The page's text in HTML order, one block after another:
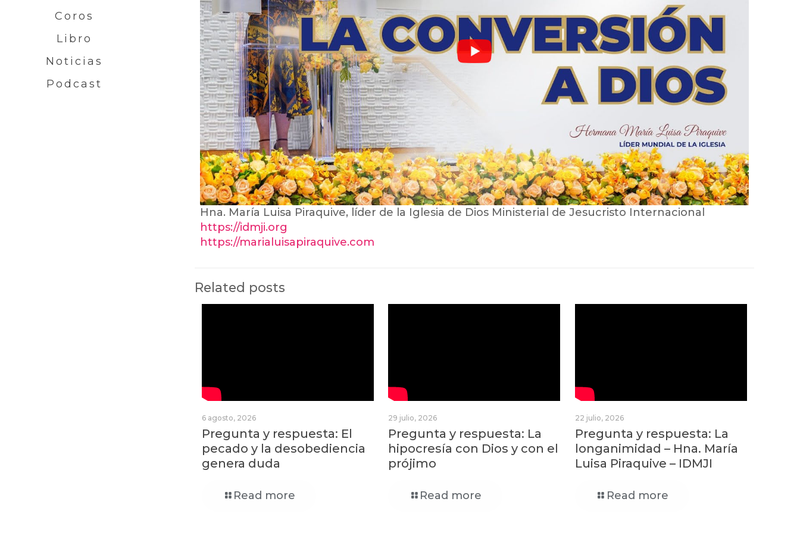
Coros
Libro
Noticias
Podcast
Hna. María Luisa Piraquive, líder de la Iglesia de Dios Ministerial de Jesucristo Internacional
https://idmji.org
https://marialuisapiraquive.com
Related posts
6 agosto, 2026
Pregunta y respuesta: El
pecado y la desobediencia
genera duda
Read more
29 julio, 2026
Pregunta y respuesta: La
hipocresía con Dios y con el
prójimo
Read more
22 julio, 2026
Pregunta y respuesta: La
longanimidad – Hna. María
Luisa Piraquive – IDMJI
Read more